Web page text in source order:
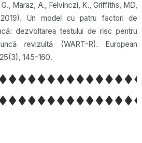
Maraz, A., Felvinczi, K., Griffiths, MD,
Un model cu patru factori de
dezvoltarea testului de risc pentru
revizuită (WART-R). European
145-160.